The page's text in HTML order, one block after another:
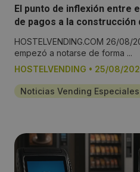
El punto de inflexión entre
de pagos a la
HOSTELVENDING.COM 26/
empezó a notarse de forma ...
HOSTELVENDING • 25/08/
Noticias Vending Especiales